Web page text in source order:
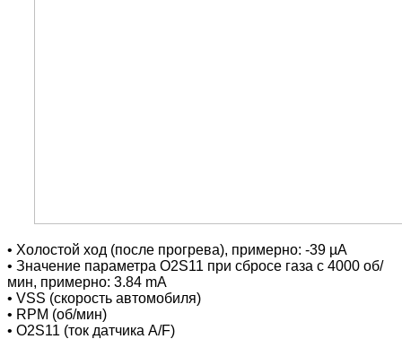
• Холостой ход (после прогрева), примерно: -39 µA
• Значение параметра O2S11 при сбросе газа с 4000 об/
мин, примерно: 3.84 mA
• VSS (скорость автомобиля)
• RPM (об/мин)
• O2S11 (ток датчика A/F)